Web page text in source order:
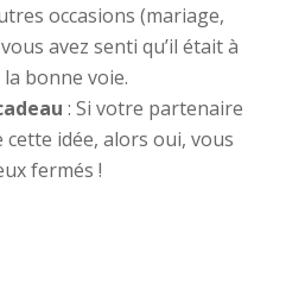
occasions (mariage,
avez senti qu’il était à
la bonne voie.
: Si votre partenaire
cette idée, alors oui, vous
fermés !